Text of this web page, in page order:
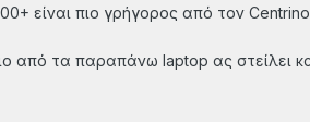
είναι πιο γρήγορος από τον
από τα παραπάνω laptop ας στείλει